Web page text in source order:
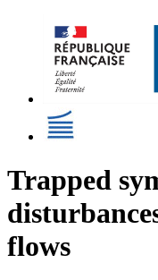
Trapped
flows